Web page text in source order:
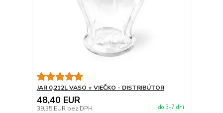
JAR 0,212L VASO + VIEČKO - DISTRIBÚTOR
48,40 EUR
39,35 EUR bez DPH do 3-7 dní